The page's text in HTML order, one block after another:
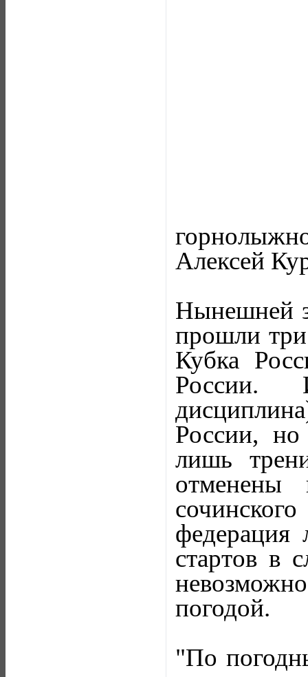
Алексей
Нынешней
прошли три
Кубка
России.
России, но
лишь
отменены
федерация
стартов в
погодой.
"По